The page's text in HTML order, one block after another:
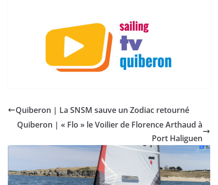
Quiberon | La SNSM sauve un Zodiac retourné
Quiberon | « Flo » le Voilier de Florence Arthaud à
Port Haliguen